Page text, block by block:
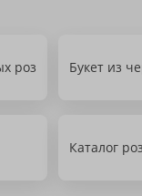
роз Букет из
Каталог